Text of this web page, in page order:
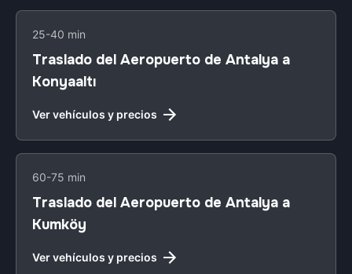
25-40 min
Traslado del Aeropuerto de Antalya a
Konyaaltı
Ver vehículos y precios
60-75 min
Traslado del Aeropuerto de Antalya a
Kumköy
Ver vehículos y precios